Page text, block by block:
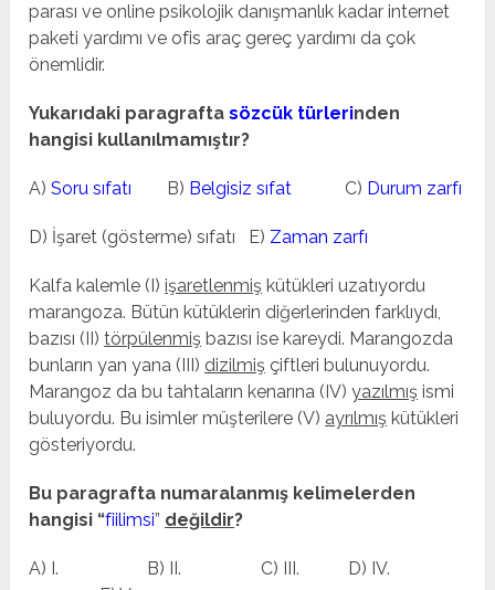
parası ve online psikolojik danışmanlık kadar internet
paketi yardımı ve ofis araç gereç yardımı da çok
önemlidir.
Yukarıdaki paragraftasözcük türlerinden
hangisi kullanılmamıştır?
A)Soru sıfatı B) Belgisiz sıfat C) Durum zarfı
D) İşaret (gösterme) sıfatı E) Zaman zarfı
Kalfa kalemle (I)işaretlenmiş kütükleri uzatıyordu
marangoza. Bütün kütüklerin diğerlerinden farklıydı,
bazısı (II)törpülenmiş bazısı ise kareydi. Marangozda
bunların yan yana (III) dizilmiş çiftleri bulunuyordu.
Marangoz da bu tahtaların kenarına (IV)yazılmış ismi
buluyordu. Bu isimler müşterilere (V) ayrılmış kütükleri
gösteriyordu.
Bu paragrafta numaralanmış kelimelerden
hangisi “fiilimsi” değildir?
A) I. B) II. C) III. D) IV.